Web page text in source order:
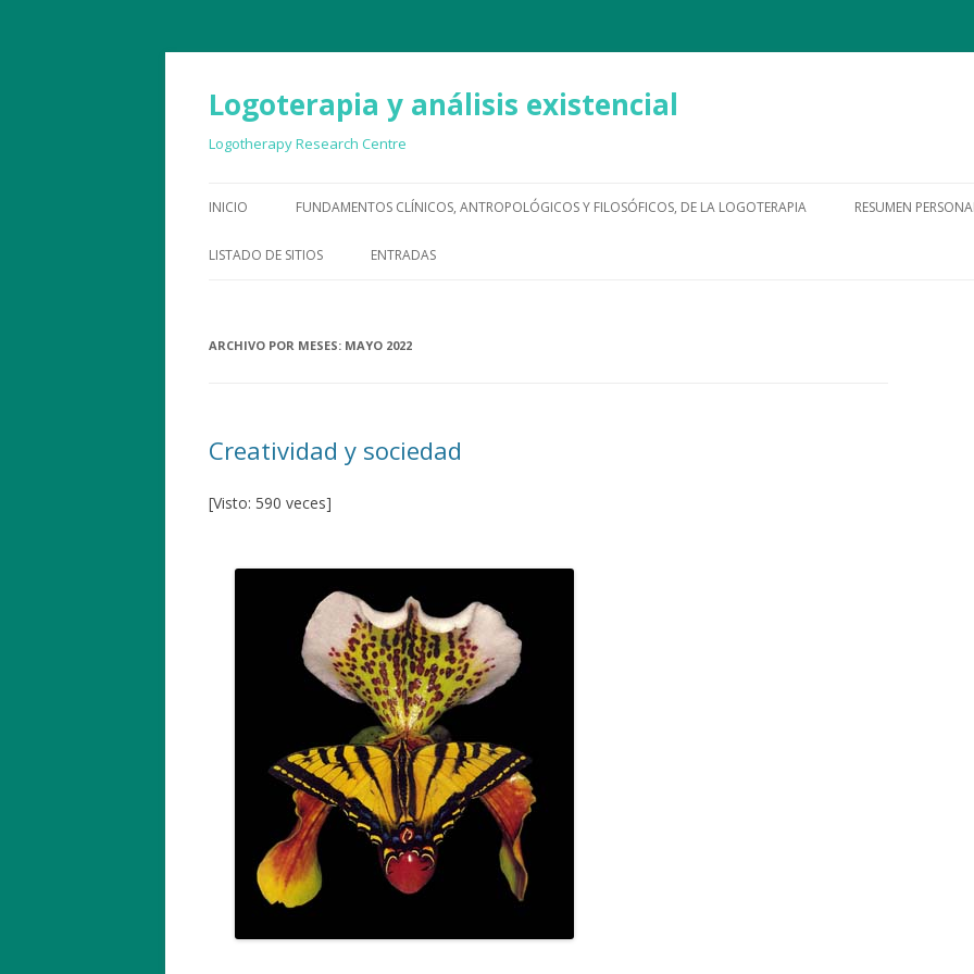
Logoterapia y análisis existencial
Logotherapy Research Centre
al
INICIO FUNDAMENTOS CLÍNICOS, ANTROPOLÓGICOS Y FILOSÓFICOS, DE LA LOGOTERAPIA RESUMEN
LISTADO DE SITIOS ENTRADAS
ARCHIVO POR MESES: MAYO 2022
Creatividad y sociedad
[Visto: 590 veces]